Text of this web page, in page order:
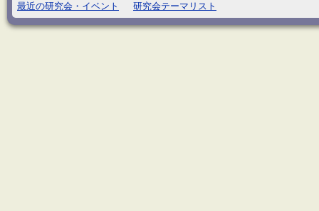
最近の研究会・イベント 研究会テーマリスト